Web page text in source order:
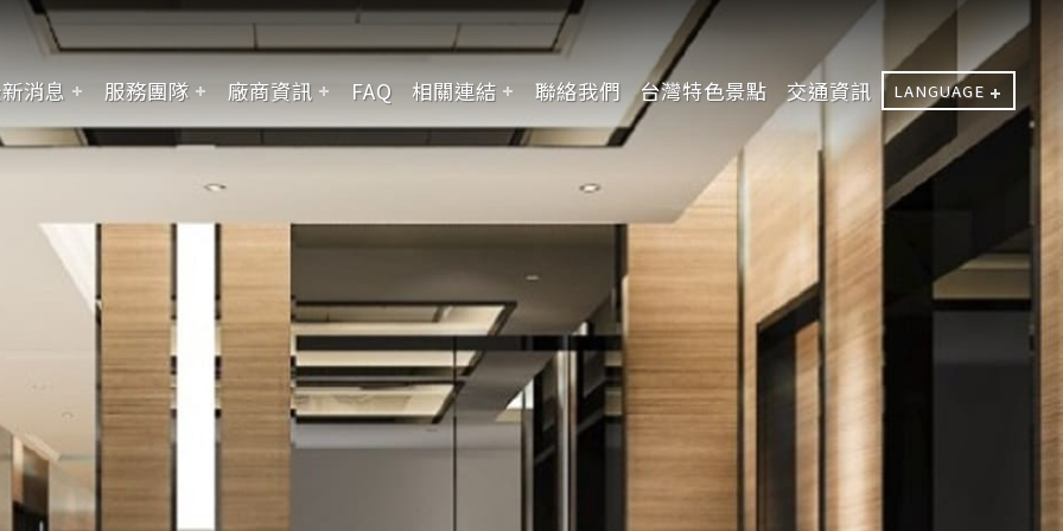
消息 服務團隊 廠商資訊 FAQ 相關連結 聯絡我們 台灣特色景點 交通資訊 LANGUAGE